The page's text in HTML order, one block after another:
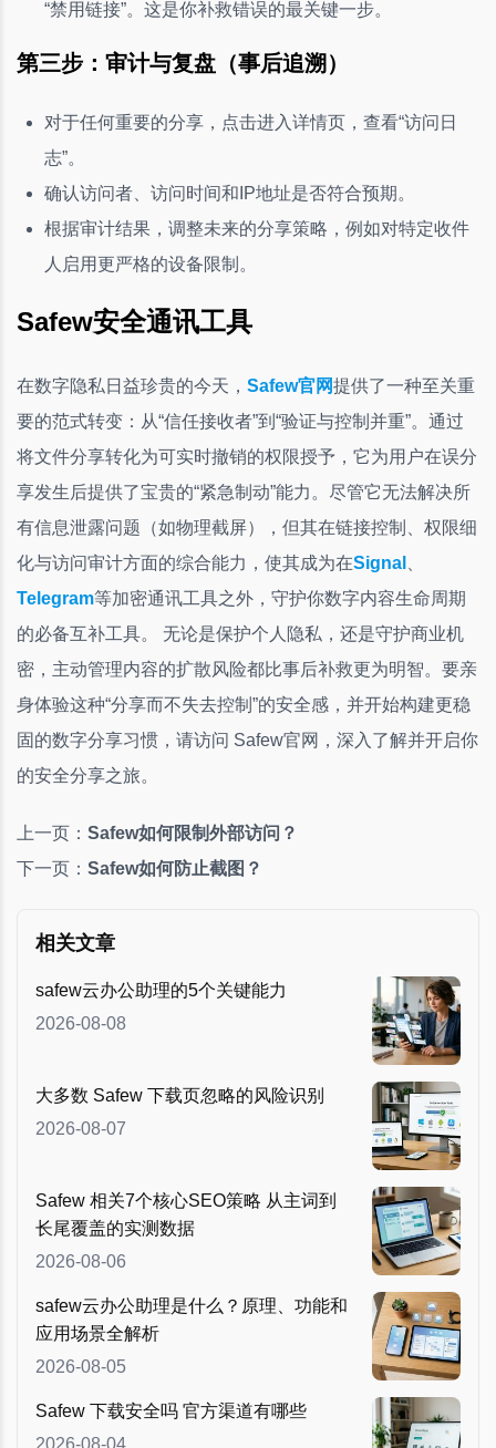
“禁用链接”。这是你补救错误的最关键一步。
第三步：审计与复盘（事后追溯）
对于任何重要的分享，点击进入详情页，查看“访问日
志”。
确认访问者、访问时间和IP地址是否符合预期。
根据审计结果，调整未来的分享策略，例如对特定收件
人启用更严格的设备限制。
Safew安全通讯工具
在数字隐私日益珍贵的今天， Safew官网提供了一种至关重
要的范式转变：从“信任接收者”到“验证与控制并重”。通过
将文件分享转化为可实时撤销的权限授予，它为用户在误分
享发生后提供了宝贵的“紧急制动”能力。尽管它无法解决所
有信息泄露问题（如物理截屏），但其在链接控制、权限细
化与访问审计方面的综合能力，使其成为在Signal
Telegram等加密通讯工具之外，守护你数字内容生命周期
的必备互补工具。 无论是保护个人隐私，还是守护商业机
密，主动管理内容的扩散风险都比事后补救更为明智。要亲
身体验这种“分享而不失去控制”的安全感，并开始构建更稳
固的数字分享习惯，请访问 Safew官网，深入了解并开启你
的安全分享之旅。
上一页： Safew如何限制外部访问？
下一页： Safew如何防止截图？
相关文章
safew云办公助理的5个关键能力
2026-08-08
大多数 Safew 下载页忽略的风险识别
2026-08-07
Safew 相关7个核心SEO策略 从主词到
长尾覆盖的实测数据
2026-08-06
safew云办公助理是什么？原理、功能和
应用场景全解析
2026-08-05
Safew 下载安全吗 官方渠道有哪些